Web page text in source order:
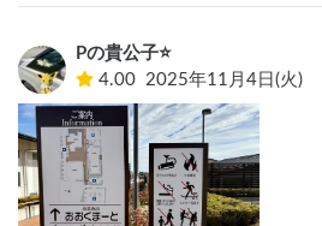
Pの貴公子⭐️
4.00 2025年11月4日(火)